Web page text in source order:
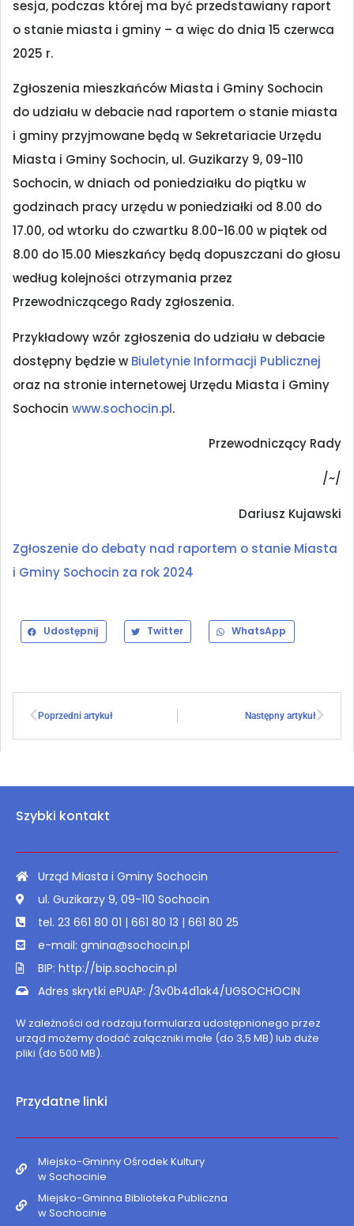
sesja, podczas której ma być przedstawiany raport
o stanie miasta i gminy – a więc do dnia 15 czerwca
2025 r.
Zgłoszenia mieszkańców Miasta i Gminy Sochocin
do udziału w debacie nad raportem o stanie miasta
i gminy przyjmowane będą w Sekretariacie Urzędu
Miasta i Gminy Sochocin, ul. Guzikarzy 9, 09-110
Sochocin, w dniach od poniedziałku do piątku w
godzinach pracy urzędu w poniedziałki od 8.00 do
17.00, od wtorku do czwartku 8.00-16.00 w piątek od
8.00 do 15.00 Mieszkańcy będą dopuszczani do głosu
według kolejności otrzymania przez
Przewodniczącego Rady zgłoszenia.
Przykładowy wzór zgłoszenia do udziału w debacie
dostępny będzie w Biuletynie Informacji Publicznej
oraz na stronie internetowej Urzędu Miasta i Gminy
Sochocin www.sochocin.pl.
Przewodniczący Rady
/~/
Dariusz Kujawski
Zgłoszenie do debaty nad raportem o stanie Miasta
i Gminy Sochocin za rok 2024
Udostępnij Twitter WhatsApp
Poprzedni artykuł Następny artykuł
Szybki kontakt
Urząd Miasta i Gminy Sochocin
ul. Guzikarzy 9, 09-110 Sochocin
tel. 23 661 80 01 | 661 80 13 | 661 80 25
e-mail: gmina@sochocin.pl
BIP: http://bip.sochocin.pl
Adres skrytki ePUAP: /3v0b4d1ak4/UGSOCHOCIN
W zależności od rodzaju formularza udostępnionego przez
urząd możemy dodać załączniki małe (do 3,5 MB) lub duże
pliki (do 500 MB).
Przydatne linki
Miejsko-Gminny Ośrodek Kultury
w Sochocinie
Miejsko-Gminna Biblioteka Publiczna
w Sochocinie